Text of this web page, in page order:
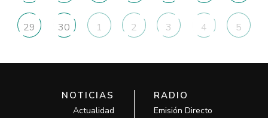
29 30 1 2 3 4 5
NOTICIAS
Actualidad
RADIO
Emisión Directo